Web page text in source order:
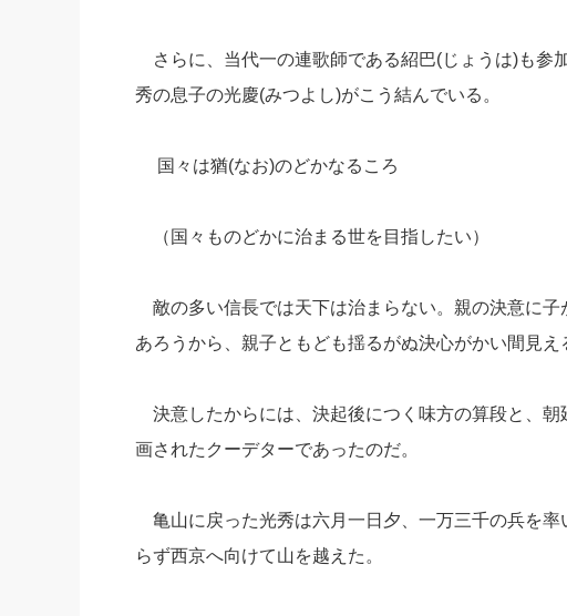
さらに、当代一の連歌師である紹巴(じょうは)も参
秀の息子の光慶(みつよし)がこう結んでいる。
国々は猶(なお)のどかなるころ
（国々ものどかに治まる世を目指したい）
敵の多い信長では天下は治まらない。親の決意に
あろうから、親子ともども揺るがぬ決心がかい間見え
決意したからには、決起後につく味方の算段と、
画されたクーデターであったのだ。
亀山に戻った光秀は六月一日夕、一万三千の兵を
らず西京へ向けて山を越えた。